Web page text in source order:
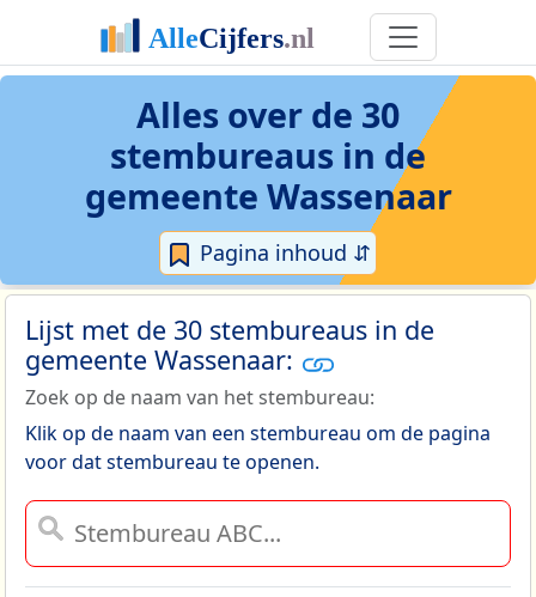
Alles over de 30
stembureaus in de
gemeente Wassenaar
Pagina inhoud ⇵
Lijst met de 30 stembureaus in de
gemeente Wassenaar:
Zoek op de naam van het stembureau:
Klik op de naam van een stembureau om de pagina
voor dat stembureau te openen.